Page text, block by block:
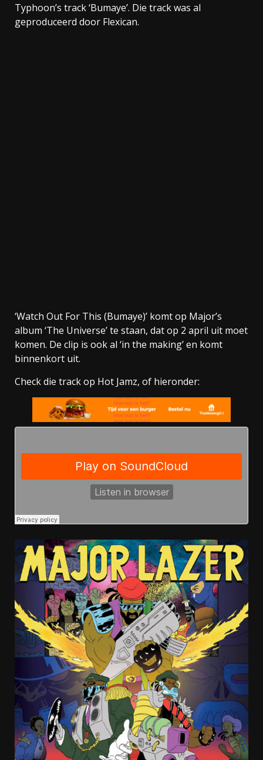
Typhoon’s track ‘Bumaye’. Die track was al
geproduceerd door Flexican.
‘Watch Out For This (Bumaye)’ komt op Major’s
album ‘The Universe’ te staan, dat op 2 april uit moet
komen. De clip is ook al ‘in the making’ en komt
binnenkort uit.
Check die track op Hot Jamz, of hieronder: